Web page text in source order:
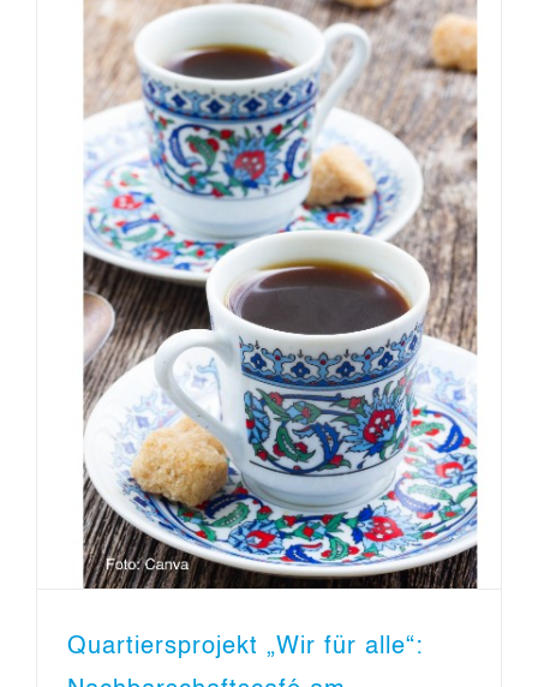
Quartiersprojekt „Wir für alle“: